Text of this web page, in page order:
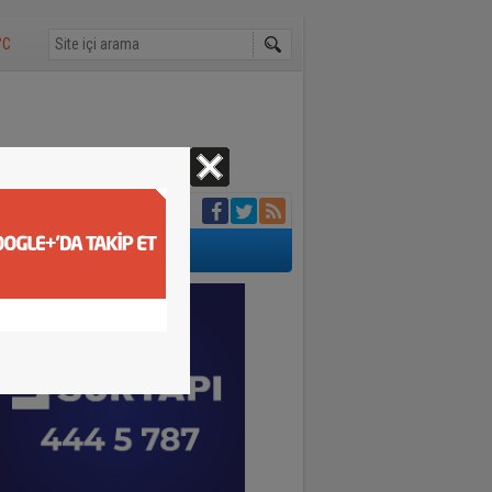
ölü bulundu
paniğe